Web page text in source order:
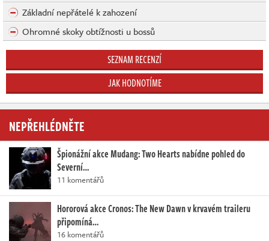
Základní nepřátelé k zahození
Ohromné skoky obtížnosti u bossů
SEZNAM RECENZÍ
JAK HODNOTÍME
NEPŘEHLÉDNĚTE
Špionážní akce Mudang: Two Hearts nabídne pohled do
Severní…
11 komentářů
Hororová akce Cronos: The New Dawn v krvavém traileru
připomíná…
16 komentářů